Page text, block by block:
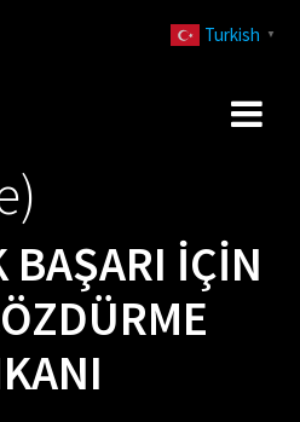
BAŞARI İÇIN
Turkish ▼